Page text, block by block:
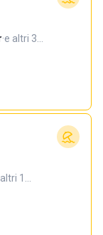
·e altri 3…
1…